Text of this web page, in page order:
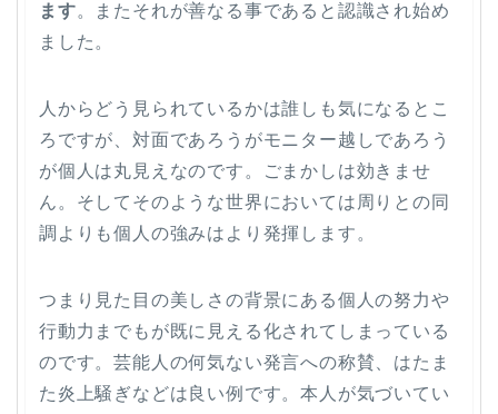
ます。またそれが善なる事であると認識され始め
ました。
人からどう見られているかは誰しも気になるとこ
ろですが、対面であろうがモニター越しであろう
が個人は丸見えなのです。ごまかしは効きませ
ん。そしてそのような世界においては周りとの同
調よりも個人の強みはより発揮します。
つまり見た目の美しさの背景にある個人の努力や
行動力までもが既に見える化されてしまっている
のです。芸能人の何気ない発言への称賛、はたま
た炎上騒ぎなどは良い例です。本人が気づいてい